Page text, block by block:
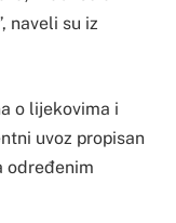
naveli su iz
o lijekovima i
uvoz propisan
određenim